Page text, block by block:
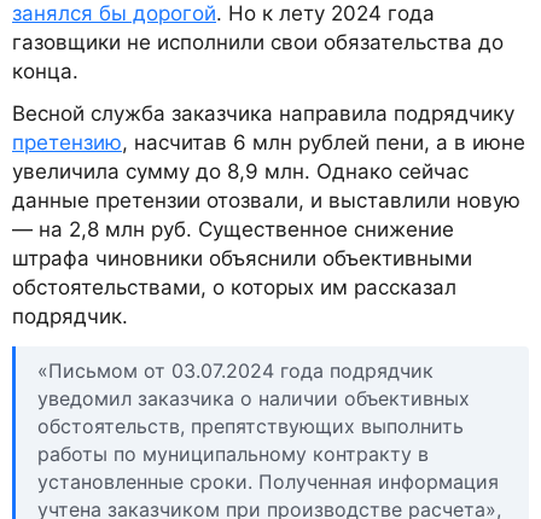
занялся бы дорогой. Но к лету 2024 года
газовщики не исполнили свои обязательства до
конца.
Весной служба заказчика направила подрядчику
претензию, насчитав 6 млн рублей пени, а в июне
увеличила сумму до 8,9 млн. Однако сейчас
данные претензии отозвали, и выставлили новую
— на 2,8 млн руб. Существенное снижение
штрафа чиновники объяснили объективными
обстоятельствами, о которых им рассказал
подрядчик.
«Письмом от 03.07.2024 года подрядчик
уведомил заказчика о наличии объективных
обстоятельств, препятствующих выполнить
работы по муниципальному контракту в
установленные сроки. Полученная информация
учтена заказчиком при производстве расчета»,